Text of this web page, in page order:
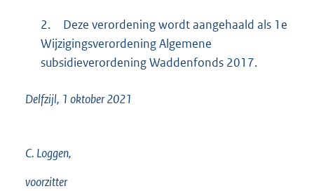
2.
Deze verordening wordt aangehaald als 1e
Wijzigingsverordening Algemene
subsidieverordening Waddenfonds 2017.
Delfzijl, 1 oktober 2021
C. Loggen,
voorzitter